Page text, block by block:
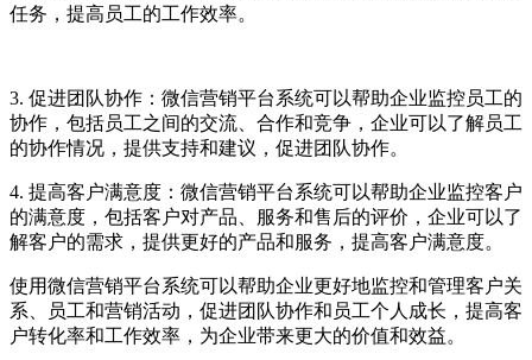
任务，提高员工的工作效率。
3. 促进团队协作：微信营销平台系统可以帮助企业监控员工的
协作，包括员工之间的交流、合作和竞争，企业可以了解员工
的协作情况，提供支持和建议，促进团队协作。
4. 提高客户满意度：微信营销平台系统可以帮助企业监控客户
的满意度，包括客户对产品、服务和售后的评价，企业可以了
解客户的需求，提供更好的产品和服务，提高客户满意度。
使用微信营销平台系统可以帮助企业更好地监控和管理客户关
系、员工和营销活动，促进团队协作和员工个人成长，提高客
户转化率和工作效率，为企业带来更大的价值和效益。